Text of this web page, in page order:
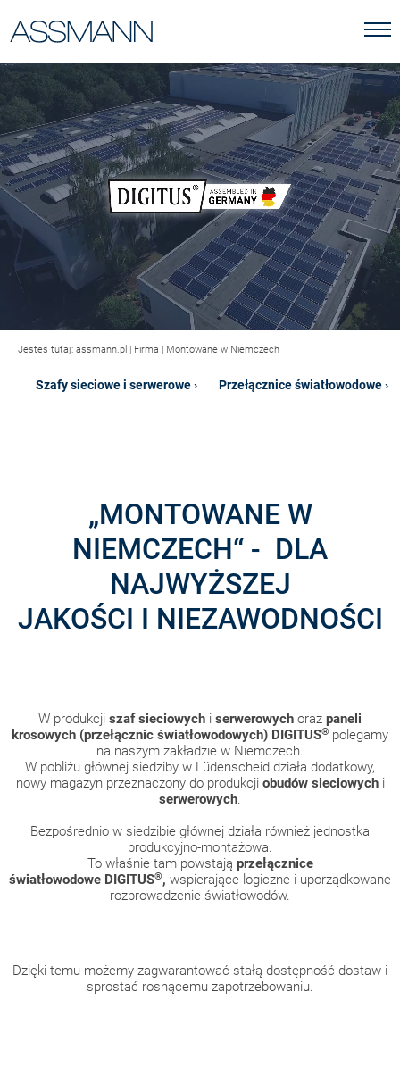
Jesteś tutaj: assmann.pl | Firma | Montowane w Niemczech
Szafy sieciowe i serwerowe › Przełącznice światłowodowe ›
„MONTOWANE W
NIEMCZECH“ - DLA
NAJWYŻSZEJ
JAKOŚCI I NIEZAWODNOŚCI
W produkcji szaf sieciowych i serwerowych oraz paneli
krosowych (przełącznic światłowodowych) DIGITUS® polegamy
na naszym zakładzie w Niemczech.
W pobliżu głównej siedziby w Lüdenscheid działa dodatkowy,
nowy magazyn przeznaczony do produkcjiobudów sieciowych i
serwerowych.
Bezpośrednio w siedzibie głównej działa również jednostka
produkcyjno-montażowa.
To właśnie tam powstają przełącznice
światłowodowe DIGITUS®, wspierające logiczne i uporządkowane
rozprowadzenie światłowodów.
Dzięki temu możemy zagwarantować stałą dostępność dostaw i
sprostać rosnącemu zapotrzebowaniu.